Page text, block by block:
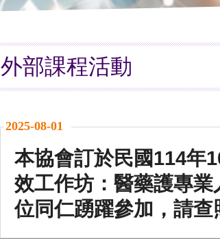
外部課程活動
2025-08-01
本協會訂於民國114年
效工作坊：醫藥護專
位同仁踴躍參加，請查